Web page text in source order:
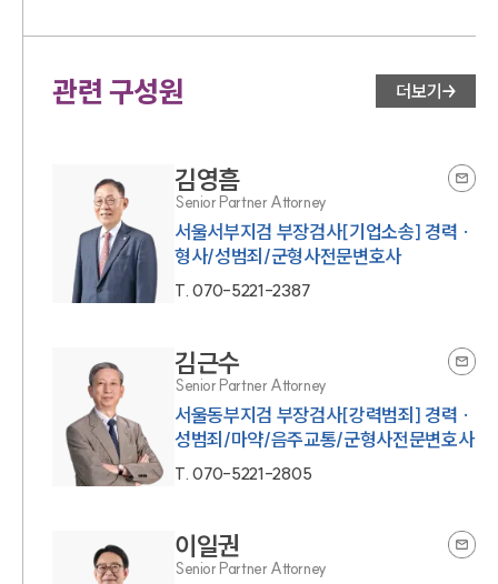
관련 구성원 더보기
김영흠
Senior Partner Attorney
서울서부지검 부장검사[기업소송] 경력 ·
형사/성범죄/군형사전문변호사
T.070-5221-2387
김근수
Senior Partner Attorney
서울동부지검 부장검사[강력범죄] 경력 ·
성범죄/마약/음주교통/군형사전문변호사
T.070-5221-2805
이일권
Senior Partner Attorney